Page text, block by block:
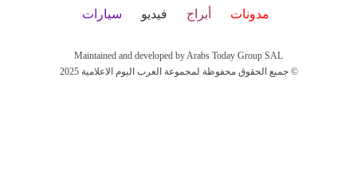
مدونات أبراج فيديو سيارات
Maintained and developed by Arabs Today Group SAL
جميع الحقوق محفوظة لمجموعة العرب اليوم الاعلامية 2025 ©